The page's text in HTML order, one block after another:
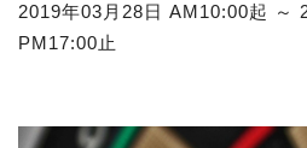
2019年03月28日 AM10:00起 ～
PM17:00止